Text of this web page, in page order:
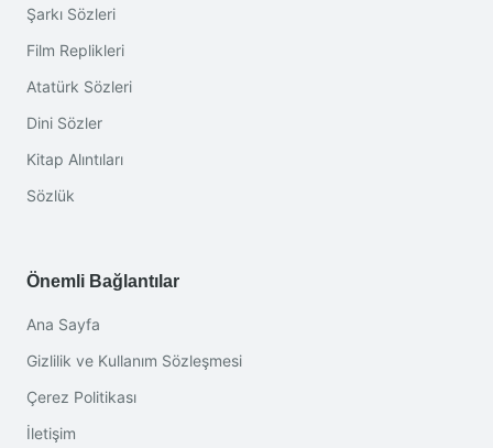
Şarkı Sözleri
Film Replikleri
Atatürk Sözleri
Dini Sözler
Kitap Alıntıları
Sözlük
Önemli Bağlantılar
Ana Sayfa
Gizlilik ve Kullanım Sözleşmesi
Çerez Politikası
İletişim